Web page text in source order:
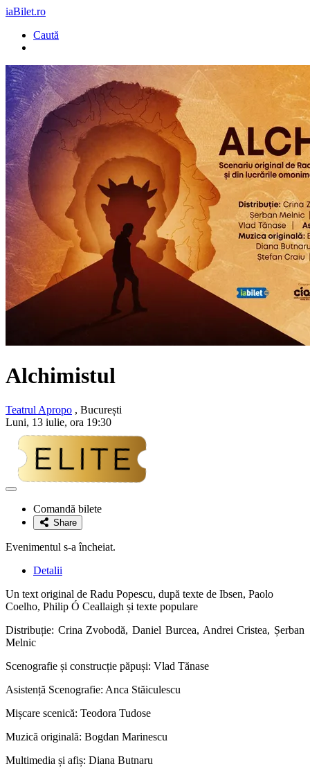
iaBilet.ro
Caută
Alchimistul
Teatrul Apropo , București
Luni, 13 iulie, ora 19:30
Adaugă
favoriteComandă bilete
Share
Evenimentul s-a încheiat.
Detalii
Un text original de Radu Popescu, după texte de Ibsen, Paolo
Coelho, Philip Ó Ceallaigh și texte populare
Distribuție: Crina Zvobodă, Daniel Burcea, Andrei Cristea, Șerban
Melnic
Scenografie și construcție păpuși: Vlad Tănase
Asistență Scenografie: Anca Stăiculescu
Mișcare scenică: Teodora Tudose
Muzică originală: Bogdan Marinescu
Multimedia și afiș: Diana Butnaru